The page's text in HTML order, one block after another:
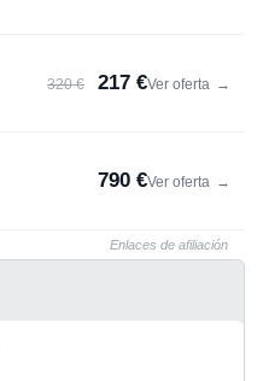
320 € 217 €Ver oferta →
790 €Ver oferta →
Enlaces de afiliación